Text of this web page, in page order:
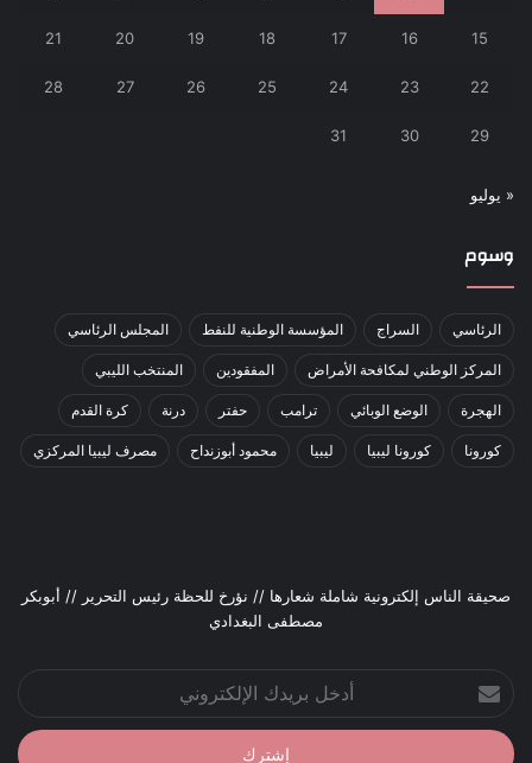
15
16
17
18
19
20
21
22
23
24
25
26
27
28
29
30
31
« يوليو
وسوم
الرئاسي السراج المؤسسة الوطنية للنفط المجلس الرئاسي
المركز الوطني لمكافحة الأمراض المفقودين المنتخب الليبي
الهجرة الوضع الوبائي ترامب حفتر درنة كرة القدم
كورونا كورونا ليبيا ليبيا محمود أبوزنداح مصرف ليبيا المركزي
صحيقة الناس إلكترونية شاملة شعارها // نؤرخ للحظة رئيس التحرير // أبوبكر
مصطفى البغدادي
أدخل
بريدك
الإلكتروني